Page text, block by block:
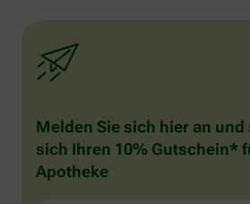
Melden Sie sich hier an und
sich Ihren 10% Gutschein*
Apotheke